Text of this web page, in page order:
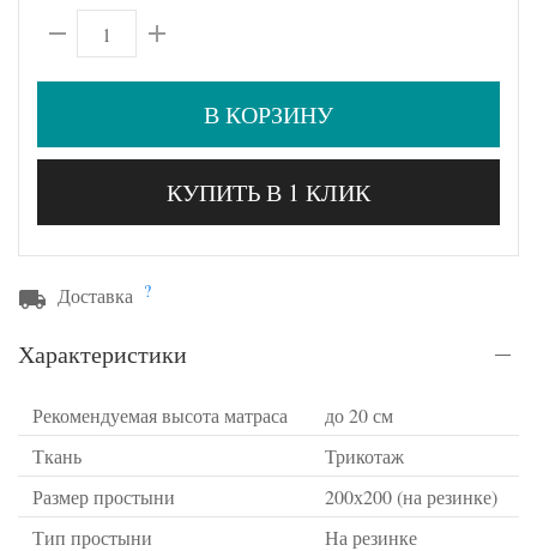
В КОРЗИНУ
КУПИТЬ В 1 КЛИК
Доставка ?
Характеристики
Рекомендуемая высота матраса
до 20 см
Ткань
Трикотаж
Размер простыни
200х200 (на резинке)
Тип простыни
На резинке